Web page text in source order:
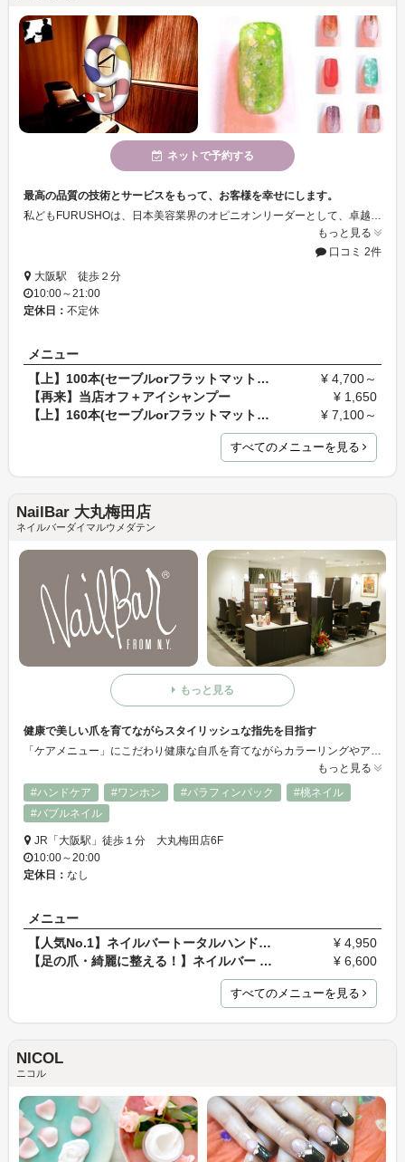
ネットで予約する
最高の品質の技術とサービスをもって、お客様を幸せにします。
もっと見る
口コミ 2件
大阪駅 徒歩２分
10:00～21:00
定休日： 不定休
メニュー
【上】100本(セーブルorフラットマットラッシュ)
¥ 4,700～
【再来】当店オフ＋アイシャンプー
¥ 1,650
【上】160本(セーブルorフラットマットラッシュ)
¥ 7,100～
すべてのメニューを見る
NailBar 大丸梅田店
ネイルバーダイマルウメダテン
もっと見る
健康で美しい爪を育てながらスタイリッシュな指先を目指す
もっと見る
#ハンドケア
#ワンホン #パラフィンパック
#桃ネイル
#バブルネイル
JR「大阪駅」徒歩１分 大丸梅田店6F
10:00～20:00
定休日： なし
メニュー
【人気No.1】ネイルバートータルハンドケア
¥ 4,950
【足の爪・綺麗に整える！】ネイルバー トータルフッ…
¥ 6,600
すべてのメニューを見る
NICOL
ニコル